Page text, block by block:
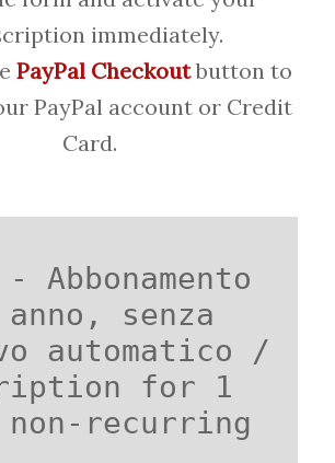
immediately.
PayPal Checkoutbutton to
PayPal account or Credit
Card.
Abbonamento
senza
automatico /
for 1
recurring